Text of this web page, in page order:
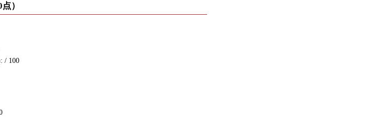
）
/ 100